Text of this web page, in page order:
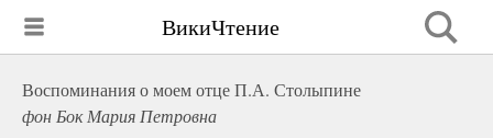
ВикиЧтение
Воспоминания о моем отце П.А. Столыпине
фон Бок Мария Петровна